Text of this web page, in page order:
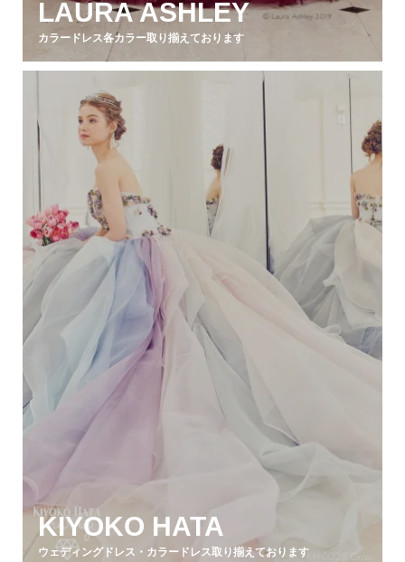
LAURA ASHLEY
カラードレス各カラー取り揃えております
KIYOKO HATA
ウェディングドレス・カラードレス取り揃えております